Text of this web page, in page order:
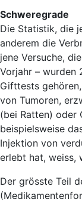
Schweregrade
Die Statistik, die
anderem die
jene Versuche,
Vorjahr – wurden
Gifttests
von Tumoren,
(bei Ratten) oder
beispielsweise
Injektion von
erlebt hat, weiss,
Der grösste Teil